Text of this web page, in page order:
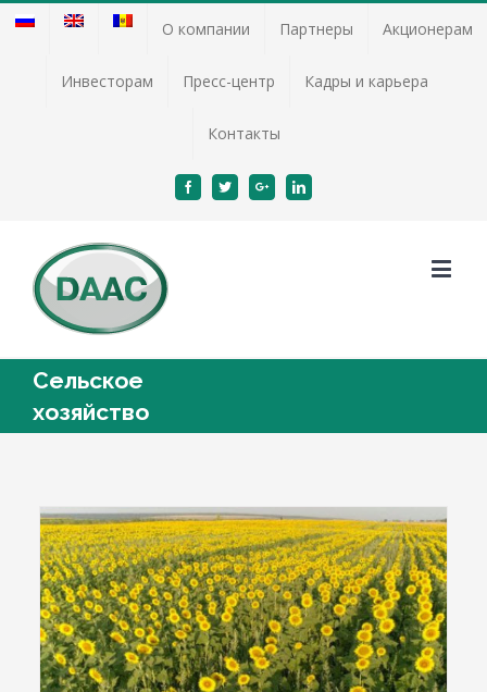
О компании Партнеры Акционерам
Инвесторам Пресс-центр Кадры и карьера
Контакты
FacebookTwitterGoogle+Linkedin
Cельское
хозяйство